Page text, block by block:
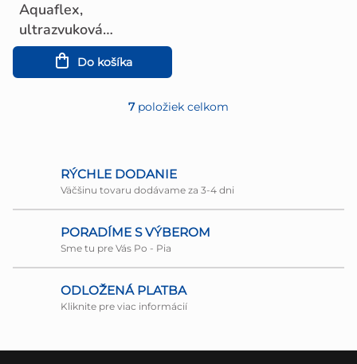
Aquaflex,
ultrazvuková
podložka
Do košíka
O
á
d
c
i
p
7položiek celkom
RÝCHLE DODANIE
Väčšinu tovaru dodávame za 3-4 dni
PORADÍME S VÝBEROM
Sme tu pre Vás Po - Pia
ODLOŽENÁ PLATBA
Kliknite pre viac informácií